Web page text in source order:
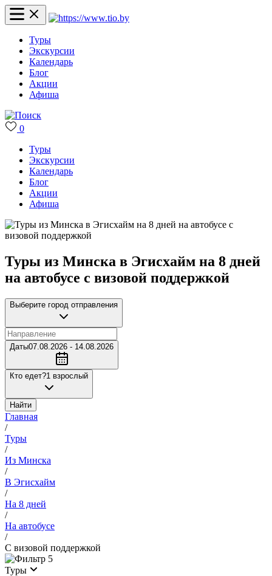
Туры
Экскурсии
Календарь
Блог
Акции
Афиша
0
Туры
Экскурсии
Календарь
Блог
Акции
Афиша
Туры из Минска в Эгисхайм на 8 дней
на автобусе с визовой поддержкой
Выберите город отправления
Даты07.08.2026 - 14.08.2026
Кто едет?1 взрослый
Найти
Главная
/
Туры
/
Из Минска
/
В Эгисхайм
/
На 8 дней
/
На автобусе
/
С визовой поддержкой
5
Туры